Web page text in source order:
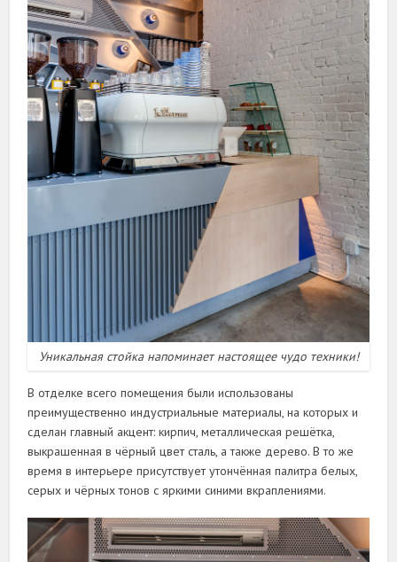
Уникальная стойка напоминает настоящее чудо техники!
В отделке всего помещения были использованы
преимущественно индустриальные материалы, на которых и
сделан главный акцент: кирпич, металлическая решётка,
выкрашенная в чёрный цвет сталь, а также дерево. В то же
время в интерьере присутствует утончённая палитра белых,
серых и чёрных тонов с яркими синими вкраплениями.